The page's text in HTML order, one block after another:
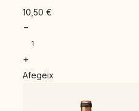
10,50€
−
+
Afegeix